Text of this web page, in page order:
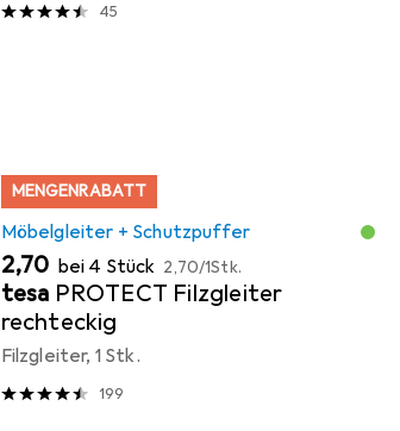
45
MENGENRABATT
Möbelgleiter + Schutzpuffer
EUR
2,70 bei 4 Stück EUR
2,70/1Stk.
tesa PROTECT Filzgleiter
rechteckig
Filzgleiter, 1 Stk.
199